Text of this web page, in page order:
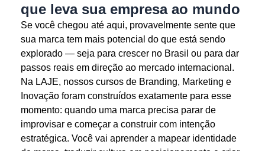
que leva sua empresa ao mundo
Se você chegou até aqui, provavelmente sente que
sua marca tem mais potencial do que está sendo
explorado — seja para crescer no Brasil ou para dar
passos reais em direção ao mercado internacional.
Na LAJE, nossos cursos de Branding, Marketing e
Inovação foram construídos exatamente para esse
momento: quando uma marca precisa parar de
improvisar e começar a construir com intenção
estratégica. Você vai aprender a mapear identidade